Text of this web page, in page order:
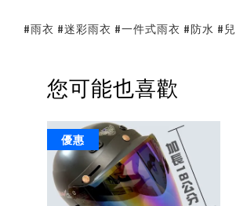
#雨衣 #迷彩雨衣 #一件式雨衣 #防水 #兒
您可能也喜歡
優惠